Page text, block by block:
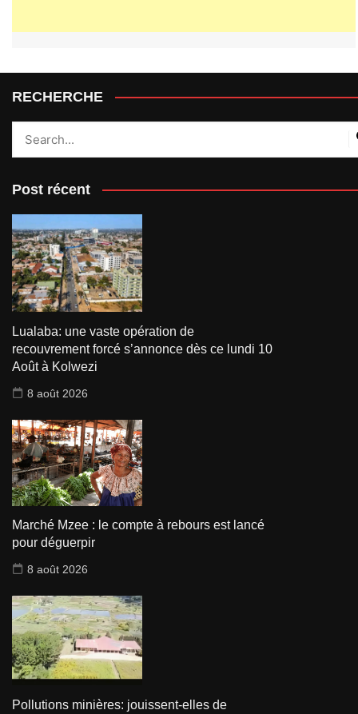
RECHERCHE
Post récent
Lualaba: une vaste opération de
recouvrement forcé s’annonce dès ce lundi 10
Août à Kolwezi
8 août 2026
Marché Mzee : le compte à rebours est lancé
pour déguerpir
8 août 2026
Pollutions minières: jouissent-elles de